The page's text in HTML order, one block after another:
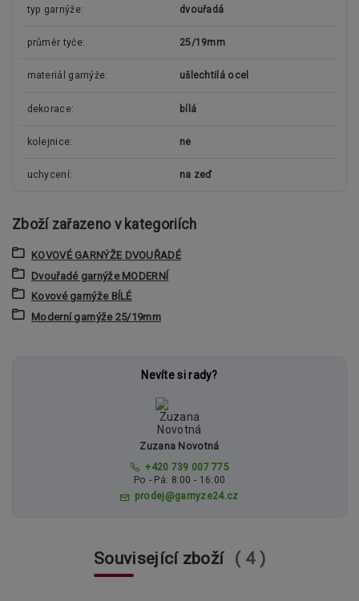
typ garnýže dvouřadá
průměr tyče 25/19mm
materiál garnýže ušlechtilá ocel
dekorace bílá
kolejnice ne
uchycení na zeď
Zboží zařazeno v kategoriích
KOVOVÉ GARNÝŽE DVOUŘADÉ
Dvouřadé garnýže MODERNÍ
Kovové garnýže BÍLÉ
Moderní garnýže 25/19mm
Nevíte si rady?
Zuzana Novotná
+420 739 007 775
Po - Pá: 8:00 - 16:00
prodej@garnyze24.cz
Související zboží 4